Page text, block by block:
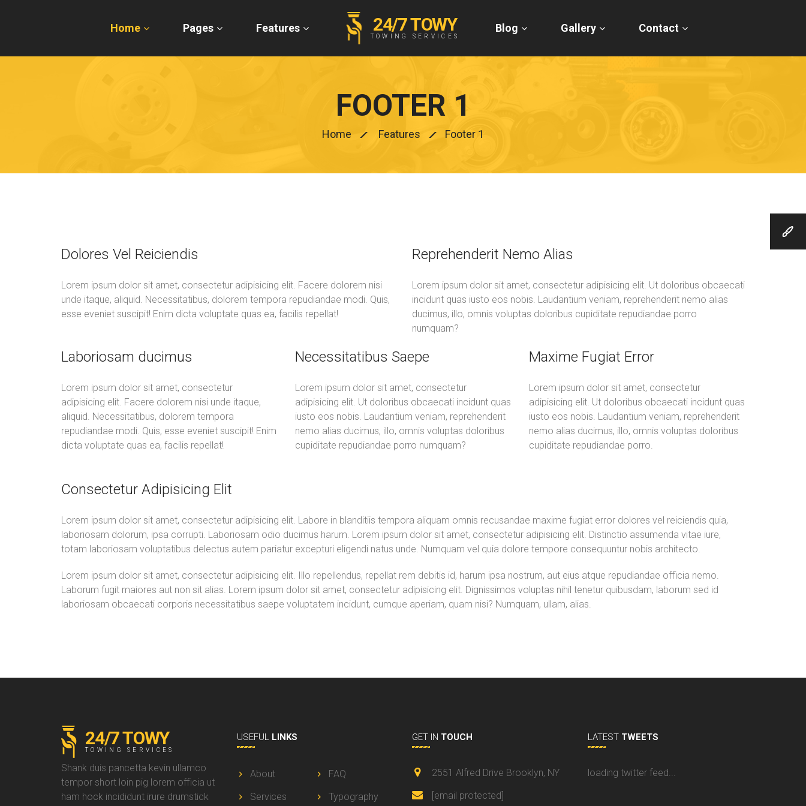
24/7 TOWY
TOWING SERVICES
Home Pages Features Blog Gallery Contact
FOOTER 1
Home Features Footer 1
Dolores Vel Reiciendis
Lorem ipsum dolor sit amet, consectetur adipisicing elit. Facere dolorem nisi
unde itaque, aliquid. Necessitatibus, dolorem tempora repudiandae modi. Quis,
esse eveniet suscipit! Enim dicta voluptate quas ea, facilis repellat!
Reprehenderit Nemo Alias
Lorem ipsum dolor sit amet, consectetur adipisicing elit. Ut doloribus obcaecati
incidunt quas iusto eos nobis. Laudantium veniam, reprehenderit nemo alias
ducimus, illo, omnis voluptas doloribus cupiditate repudiandae porro
numquam?
Laboriosam ducimus
Lorem ipsum dolor sit amet, consectetur
adipisicing elit. Facere dolorem nisi unde itaque,
aliquid. Necessitatibus, dolorem tempora
repudiandae modi. Quis, esse eveniet suscipit! Enim
dicta voluptate quas ea, facilis repellat!
Necessitatibus Saepe
Lorem ipsum dolor sit amet, consectetur
adipisicing elit. Ut doloribus obcaecati incidunt quas
iusto eos nobis. Laudantium veniam, reprehenderit
nemo alias ducimus, illo, omnis voluptas doloribus
cupiditate repudiandae porro numquam?
Maxime Fugiat Error
Lorem ipsum dolor sit amet, consectetur
adipisicing elit. Ut doloribus obcaecati incidunt quas
iusto eos nobis. Laudantium veniam, reprehenderit
nemo alias ducimus, illo, omnis voluptas doloribus
cupiditate repudiandae porro.
Consectetur Adipisicing Elit
Lorem ipsum dolor sit amet, consectetur adipisicing elit. Labore in blanditiis tempora aliquam omnis recusandae maxime fugiat error dolores vel reiciendis quia,
laboriosam dolorum, ipsa corrupti. Laboriosam odio ducimus harum. Lorem ipsum dolor sit amet, consectetur adipisicing elit. Distinctio assumenda vitae iure,
totam laboriosam voluptatibus delectus autem pariatur excepturi eligendi natus unde. Numquam vel quia dolore tempore consequuntur nobis architecto.
Lorem ipsum dolor sit amet, consectetur adipisicing elit. Illo repellendus, repellat rem debitis id, harum ipsa nostrum, aut eius atque repudiandae officia nemo.
Laborum fugit maiores aut non sit alias. Lorem ipsum dolor sit amet, consectetur adipisicing elit. Dignissimos voluptas nihil tenetur quibusdam, laborum sed id
laboriosam obcaecati corporis necessitatibus saepe voluptatem incidunt, cumque aperiam, quam nisi? Numquam, ullam, alias.
24/7 TOWY
TOWING SERVICES
Shank duis pancetta kevin ullamco
tempor short loin pig lorem officia ut
ham hock incididunt irure drumstick
USEFUL LINKS
About
Services
FAQ
Typography
GET IN TOUCH
2551 Alfred Drive Brooklyn, NY
[email protected]
LATEST TWEETS
loading twitter feed...